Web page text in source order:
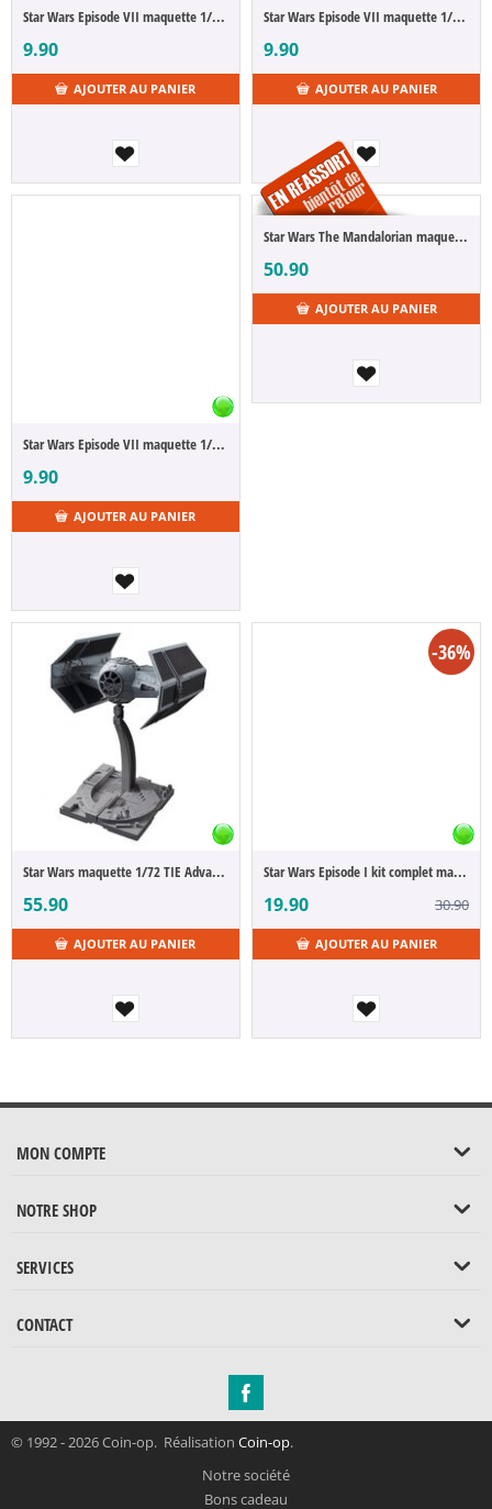
Star Wars Episode VII maquette 1/112 X-Wing Fighter 10 cm
9.90
AJOUTER AU PANIER
Star Wars Episode VII maquette 1/52 Snowspeeder 10 cm
9.90
AJOUTER AU PANIER
Star Wars Episode VII maquette 1/110 Tie Fighter 7 cm
9.90
AJOUTER AU PANIER
Star Wars The Mandalorian maquette 1/72 The Razor Crest 34 cm
50.90
AJOUTER AU PANIER
Star Wars maquette 1/72 TIE Advanced x1 10 cm
55.90
AJOUTER AU PANIER
-36%
Star Wars Episode I kit complet maquette 1/120 Darth Maul's Sith Infiltrator 22 cm
19.90 30.90
AJOUTER AU PANIER
MON COMPTE
NOTRE SHOP
SERVICES
CONTACT
© 1992 - 2026 Coin-op. Réalisation Coin-op.
Notre société
Bons cadeau